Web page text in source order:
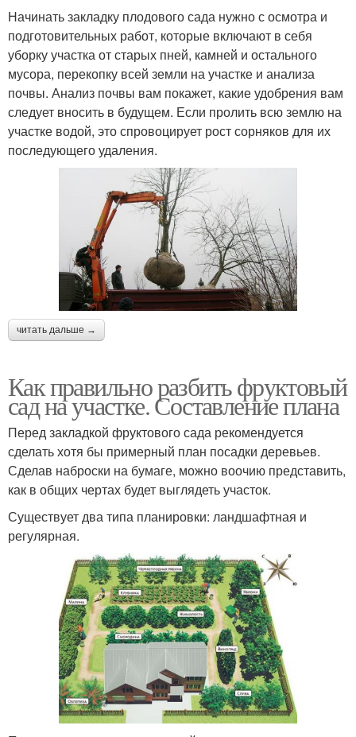
Начинать закладку плодового сада нужно с осмотра и
подготовительных работ, которые включают в себя
уборку участка от старых пней, камней и остального
мусора, перекопку всей земли на участке и анализа
почвы. Анализ почвы вам покажет, какие удобрения вам
следует вносить в будущем. Если пролить всю землю на
участке водой, это спровоцирует рост сорняков для их
последующего удаления.
читать дальше →
Как правильно разбить фруктовый
сад на участке. Составление плана
Перед закладкой фруктового сада рекомендуется
сделать хотя бы примерный план посадки деревьев.
Сделав наброски на бумаге, можно воочию представить,
как в общих чертах будет выглядеть участок.
Существует два типа планировки: ландшафтная и
регулярная.